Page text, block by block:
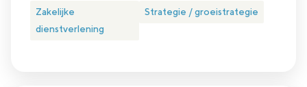
Zakelijke
dienstverlening
Strategie / groeistrategie